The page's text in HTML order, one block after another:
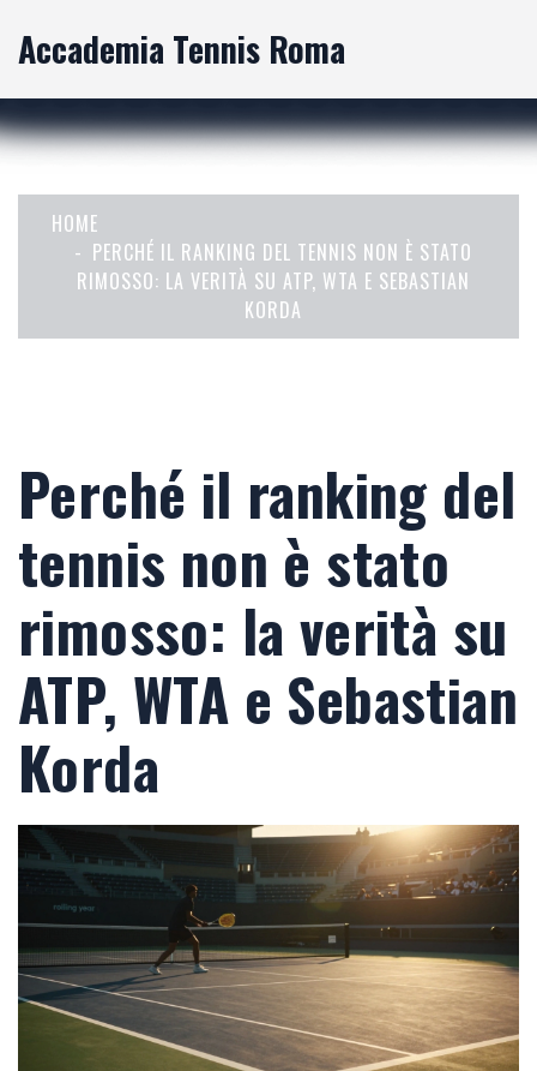
Accademia Tennis Roma
HOME
PERCHÉ IL RANKING DEL TENNIS NON È STATO
RIMOSSO: LA VERITÀ SU ATP, WTA E SEBASTIAN
KORDA
Perché il ranking del
tennis non è stato
rimosso: la verità su
ATP, WTA e Sebastian
Korda